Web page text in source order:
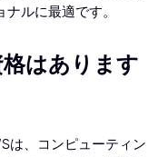
ルに最適です。
はあります
は、コンピューティン